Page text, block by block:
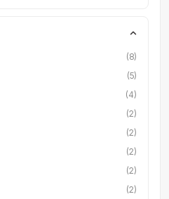
(8)
(5)
(4)
(2)
(2)
(2)
(2)
(2)